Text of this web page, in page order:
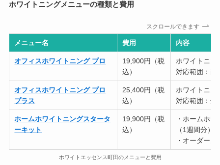
ホワイトニングメニューの種類と費用
スクロールできます
メニュー名 費用 内容
オフィスホワイトニング プロ
19,900円（税
込）
ホワイトニン
対応範囲：前
オフィスホワイトニング プロ
プラス
25,400円（税
込）
ホワイトニン
対応範囲：全
ホームホワイトニングスタータ
ーキット
19,900円（税
込）
・ホームホ
（1週間分）
・オーダー
ホワイトエッセンス町田のメニューと費用